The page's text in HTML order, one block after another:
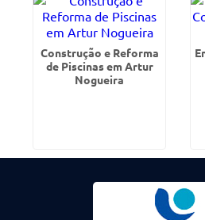
Construção e Reforma
de Piscinas em Artur
Nogueira